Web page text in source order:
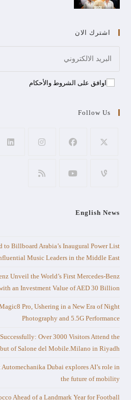
اشترك الان
اوافق على الشروط والأحكام
Follow Us
English News
to Billboard Arabia’s Inaugural Power List
Music Leaders in the Middle East
Unveil the World’s First Mercedes-Benz
an Investment Value of AED 30 Billion
Pro, Ushering in a New Era of Night
Photography and 5.5G Performance
Over 3000 Visitors Attend the
of Salone del Mobile.Milano in Riyadh
Dubai explores AI’s role in
the future of mobility
Ahead of a Landmark Year for Football